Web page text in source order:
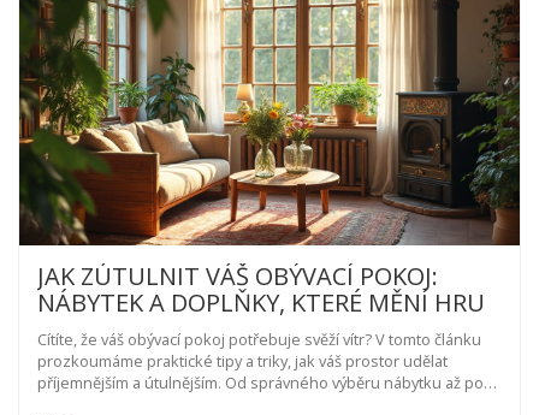
JAK ZÚTULNIT VÁŠ OBÝVACÍ POKOJ:
NÁBYTEK A DOPLŇKY, KTERÉ MĚNÍ HRU
Cítíte, že váš obývací pokoj potřebuje svěží vítr? V tomto článku
prozkoumáme praktické tipy a triky, jak váš prostor udělat
příjemnějším a útulnějším. Od správného výběru nábytku až po